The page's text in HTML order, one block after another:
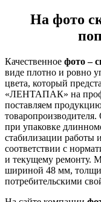
На фото
Качественное фото –
виде плотно и ровно
цвета, который
«ЛЕНТАПАК» на
поставляем
при упаковке
стабилизации
соответствии с
и текущему ремонту.
шириной 48 мм,
потребительскими